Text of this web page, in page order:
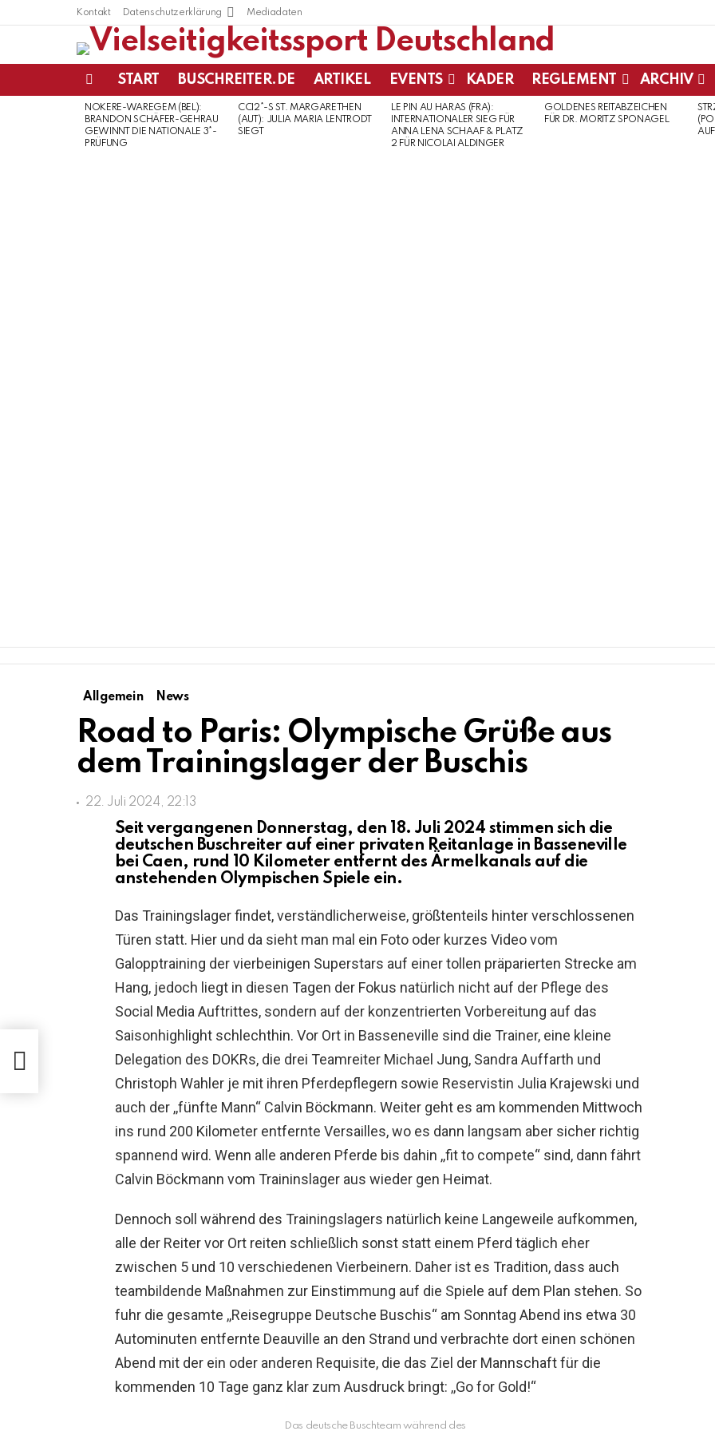
Kontakt Datenschutzerklärung Mediadaten
START BUSCHREITER.DE ARTIKEL EVENTS KADER REGLEMENT ARCHIV
LATEST
STORIES
NOKERE-WAREGEM (BEL):
BRANDON SCHÄFER-GEHRAU
GEWINNT DIE NATIONALE 3*-
PRÜFUNG
CCI2*-S ST. MARGARETHEN
(AUT): JULIA MARIA LENTRODT
SIEGT
LE PIN AU HARAS (FRA):
INTERNATIONALER SIEG FÜR
ANNA LENA SCHAAF & PLATZ
2 FÜR NICOLAI ALDINGER
GOLDENES REITABZEICHEN
FÜR DR. MORITZ SPONAGEL
Allgemein News
Road to Paris: Olympische Grüße aus
dem Trainingslager der Buschis
22. Juli 2024, 22:13
Seit vergangenen Donnerstag, den 18. Juli 2024 stimmen sich die
deutschen Buschreiter auf einer privaten Reitanlage in Basseneville
bei Caen, rund 10 Kilometer entfernt des Ärmelkanals auf die
anstehenden Olympischen Spiele ein.
Das Trainingslager findet, verständlicherweise, größtenteils hinter verschlossenen
Türen statt. Hier und da sieht man mal ein Foto oder kurzes Video vom
Galopptraining der vierbeinigen Superstars auf einer tollen präparierten Strecke am
Hang, jedoch liegt in diesen Tagen der Fokus natürlich nicht auf der Pflege des
Social Media Auftrittes, sondern auf der konzentrierten Vorbereitung auf das
Saisonhighlight schlechthin. Vor Ort in Basseneville sind die Trainer, eine kleine
Delegation des DOKRs, die drei Teamreiter Michael Jung, Sandra Auffarth und
Christoph Wahler je mit ihren Pferdepflegern sowie Reservistin Julia Krajewski und
auch der ,,fünfte Mann“ Calvin Böckmann. Weiter geht es am kommenden Mittwoch
ins rund 200 Kilometer entfernte Versailles, wo es dann langsam aber sicher richtig
spannend wird. Wenn alle anderen Pferde bis dahin ,,fit to compete“ sind, dann fährt
Calvin Böckmann vom Traininslager aus wieder gen Heimat.
Dennoch soll während des Trainingslagers natürlich keine Langeweile aufkommen,
alle der Reiter vor Ort reiten schließlich sonst statt einem Pferd täglich eher
zwischen 5 und 10 verschiedenen Vierbeinern. Daher ist es Tradition, dass auch
teambildende Maßnahmen zur Einstimmung auf die Spiele auf dem Plan stehen. So
fuhr die gesamte ,,Reisegruppe Deutsche Buschis“ am Sonntag Abend ins etwa 30
Autominuten entfernte Deauville an den Strand und verbrachte dort einen schönen
Abend mit der ein oder anderen Requisite, die das Ziel der Mannschaft für die
kommenden 10 Tage ganz klar zum Ausdruck bringt: ,,Go for Gold!“
Das deutsche Buschteam während des